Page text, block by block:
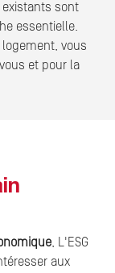
sont
essentielle.
vous
et pour la
, L'ESG
aux